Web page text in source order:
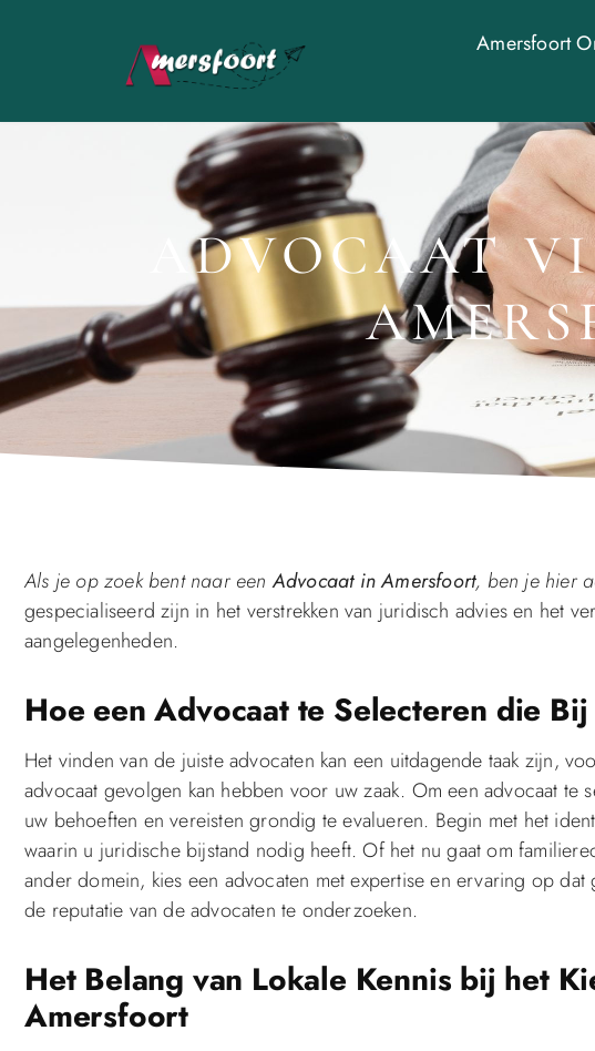
Amersfoort
ADVOCAAT
Als je op zoek bent naar eenAdvocaat in Amersfoort, ben je hier
gespecialiseerd zijn in het verstrekken van juridisch advies en het
aangelegenheden.
Hoe een Advocaat te Selecteren die Bij
Het vinden van de juiste advocaten kan een uitdagende taak zijn,
advocaat gevolgen kan hebben voor uw zaak. Om een advocaat te
uw behoeften en vereisten grondig te evalueren. Begin met het
waarin u juridische bijstand nodig heeft. Of het nu gaat om
ander domein, kies een advocaten met expertise en ervaring op
de reputatie van de advocaten te onderzoeken.
Het Belang van Lokale Kennis bij het
Amersfoort